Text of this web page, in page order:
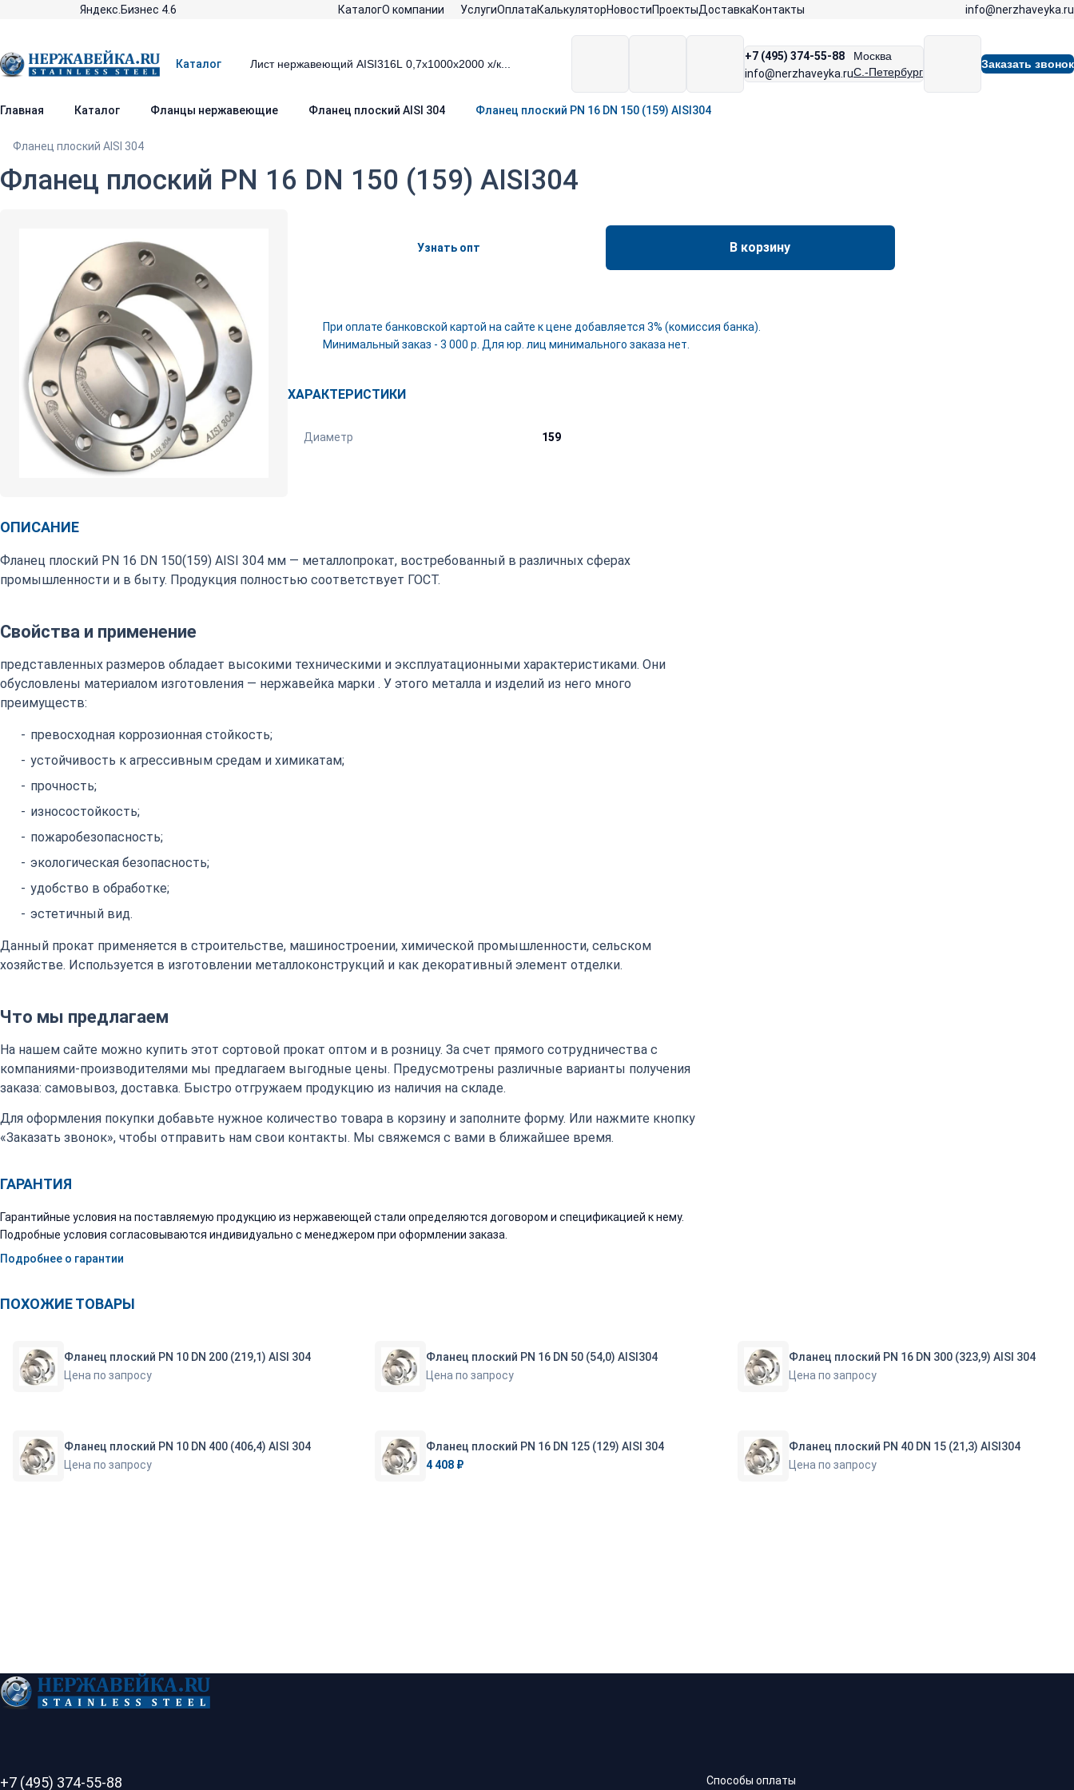
Яндекс.Бизнес 4.6 КаталогО компании УслугиОплатаКалькуляторНовостиПроектыДоставкаКонтакты info@nerzhaveyka.ru
Каталог
+7 (495) 374-55-88
info@nerzhaveyka.ru
Москва
С.-Петербург
Заказать звонок
Главная Каталог Фланцы нержавеющие Фланец плоский AISI 304 Фланец плоский PN 16 DN 150 (159) AISI304
Фланец плоский AISI 304
Фланец плоский PN 16 DN 150 (159) AISI304
Узнать опт В корзину
При оплате банковской картой на сайте к цене добавляется 3% (комиссия банка).
Минимальный заказ - 3 000 р. Для юр. лиц минимального заказа нет.
ХАРАКТЕРИСТИКИ
Диаметр 159
ОПИСАНИЕ
Фланец плоский PN 16 DN 150(159) AISI 304 мм — металлопрокат, востребованный в различных сферах
промышленности и в быту. Продукция полностью соответствует ГОСТ.
Свойства и применение
представленных размеров обладает высокими техническими и эксплуатационными характеристиками. Они
обусловлены материалом изготовления — нержавейка марки . У этого металла и изделий из него много
преимуществ:
превосходная коррозионная стойкость;
устойчивость к агрессивным средам и химикатам;
прочность;
износостойкость;
пожаробезопасность;
экологическая безопасность;
удобство в обработке;
эстетичный вид.
Данный прокат применяется в строительстве, машиностроении, химической промышленности, сельском
хозяйстве. Используется в изготовлении металлоконструкций и как декоративный элемент отделки.
Что мы предлагаем
На нашем сайте можно купить этот сортовой прокат оптом и в розницу. За счет прямого сотрудничества с
компаниями-производителями мы предлагаем выгодные цены. Предусмотрены различные варианты получения
заказа: самовывоз, доставка. Быстро отгружаем продукцию из наличия на складе.
Для оформления покупки добавьте нужное количество товара в корзину и заполните форму. Или нажмите кнопку
«Заказать звонок», чтобы отправить нам свои контакты. Мы свяжемся с вами в ближайшее время.
ГАРАНТИЯ
Гарантийные условия на поставляемую продукцию из нержавеющей стали определяются договором и спецификацией к нему.
Подробные условия согласовываются индивидуально с менеджером при оформлении заказа.
Подробнее о гарантии
ПОХОЖИЕ ТОВАРЫ
Фланец плоский PN 10 DN 200 (219,1) AISI 304
Цена по запросу
Фланец плоский PN 16 DN 50 (54,0) AISI304
Цена по запросу
Фланец плоский PN 16 DN 300 (323,9) AISI 304
Цена по запросу
Фланец плоский PN 10 DN 400 (406,4) AISI 304
Цена по запросу
Фланец плоский PN 16 DN 125 (129) AISI 304
4 408 ₽
Фланец плоский PN 40 DN 15 (21,3) AISI304
Цена по запросу
+7 (495) 374-55-88 Способы оплаты